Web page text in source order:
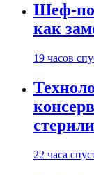
Шеф-
как
19 часов
22 часа